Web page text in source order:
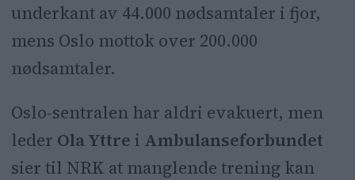
underkant av 44.000 nødsamtaler i fjor,
mens Oslo mottok over 200.000
nødsamtaler.
Oslo-sentralen har aldri evakuert, men
leder Ola Yttre i Ambulanseforbundet
sier til NRK at manglende trening kan